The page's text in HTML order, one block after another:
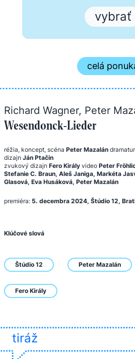
vybrať
celá
Richard Wagner, Peter
Wesendonck-Lieder
réžia, koncept, scéna Peter Mazalán
dizajn Ján Ptačin
zvukový dizajn Fero Király video Peter
Stefanie C. Braun, Aleš Janiga, Markéta
Glasová, Eva Husáková, Peter Mazalán
premiéra: 5. decembra 2024, Štúdio 12,
Klúčové slová
Štúdio 12 Peter Mazalán
Fero Király
tiráž